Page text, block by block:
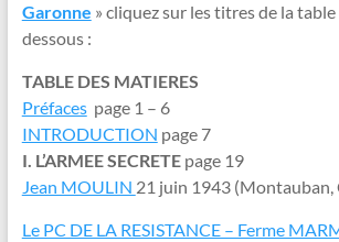
Garonne » cliquez sur les titres de la
dessous :
TABLE DES MATIERES
Préfacespage 1 – 6
INTRODUCTION page 7
I. L’ARMEE SECRETEpage 19
Jean MOULIN 21 juin 1943 (Montauban,
Le PC DE LA RESISTANCE – Ferme